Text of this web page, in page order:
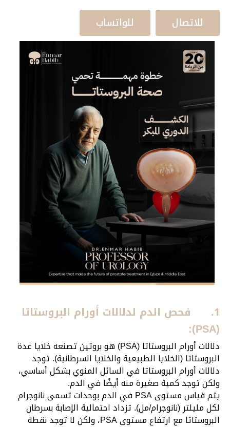
للاتصال للواتساب
1.
فحص الدم لدلالات أورام البروستاتا
(PSA):
دلالات أورام البروستاتا (PSA) هو بروتين تصنعه خلايا غدة
البروستاتا (الخلايا الطبيعية والخلايا السرطانية). توجد
دلالات أورام البروستاتا في السائل المنوي بشكل أساسي،
ولكن توجد كمية صغيرة منه أيضًا في الدم.
يتم قياس مستوى PSA في الدم بوحدات تسمى نانوجرام
لكل مليلتر (نانوجرام/مل). تزداد احتمالية الإصابة بسرطان
البروستاتا مع ارتفاع مستوى PSA، ولكن لا توجد نقطة